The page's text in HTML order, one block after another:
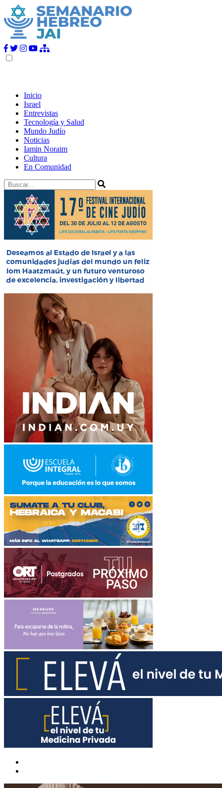
Inicio
Israel
Entrevistas
Tecnología y Salud
Mundo Judío
Noticias
Iamin Noraim
Cultura
En Comunidad